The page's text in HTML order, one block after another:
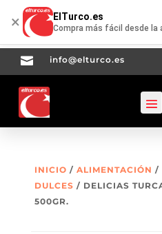
 info@elturco.es
INICIO / ALIMENTACIÓN /
DULCES / DELICIAS
500GR.
× ElTurco.es
Compra más fácil desde la